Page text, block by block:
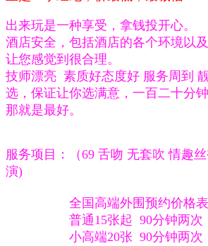
出来玩是一种享受，拿钱投开心。
酒店安全，包括酒店的各个环境以
让您感觉到很合理。
技师漂亮 素质好态度好 服务周到
选，保证让你选满意，一百二十分
那就是最好。
服务项目：（69 舌吻 无套吹 情趣
演)
全国高端外围预约价格表
普通15张起 90分钟两次
小高端20张 90分钟两次